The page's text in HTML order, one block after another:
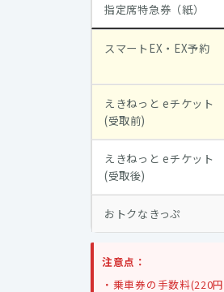
指定席特急券（紙）
スマートEX・EX予約
えきねっと eチケット
(受取前)
えきねっと eチケット
(受取後)
おトクなきっぷ
注意点：
・乗車券の手数料(220